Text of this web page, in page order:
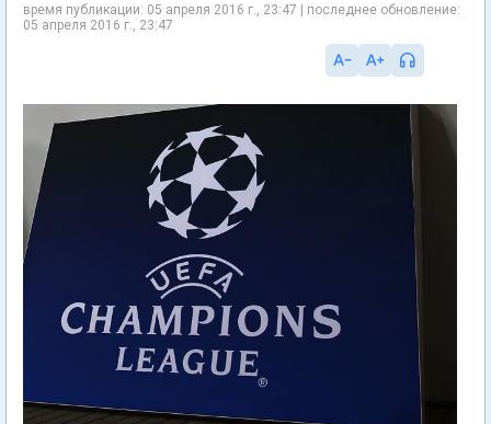
время публикации: 05 апреля 2016 г., 23:47 | последнее обновление:
05 апреля 2016 г., 23:47